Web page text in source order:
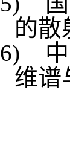
的散
6)
维谱